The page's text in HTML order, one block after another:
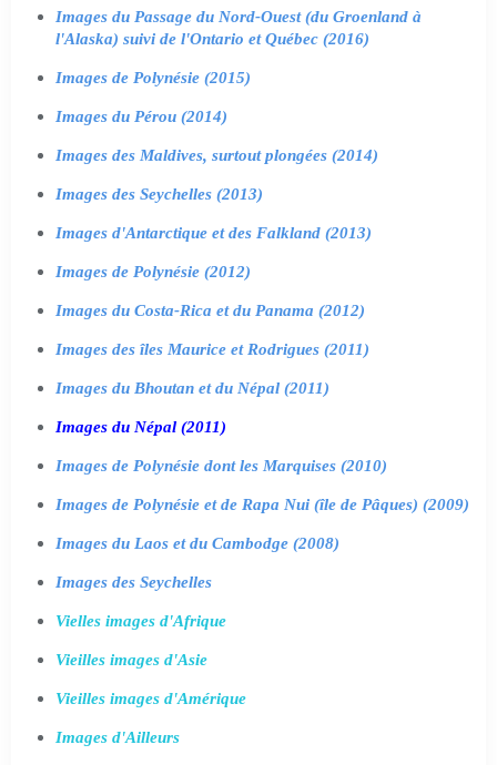
Images du Passage du Nord-Ouest (du Groenland à
l'Alaska) suivi de l'Ontario et Québec (2016)
Images de Polynésie (2015)
Images du Pérou (2014)
Images des Maldives, surtout plongées (2014)
Images des Seychelles (2013)
Images d'Antarctique et des Falkland (2013)
Images de Polynésie (2012)
Images du Costa-Rica et du Panama (2012)
Images des îles Maurice et Rodrigues (2011)
Images du Bhoutan et du Népal (2011)
Images du Népal (2011)
Images de Polynésie dont les Marquises (2010)
Images de Polynésie et de Rapa Nui (île de Pâques) (2009)
Images du Laos et du Cambodge (2008)
Images des Seychelles
Vielles images d'Afrique
Vieilles images d'Asie
Vieilles images d'Amérique
Images d'Ailleurs